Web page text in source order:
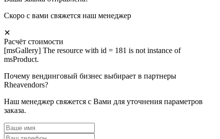
Скоро с вами свяжется наш менеджер
✕
Расчёт стоимости
[msGallery] The resource with id = 181 is not instance of
msProduct.
Почему вендинговый бизнес выбирает в партнеры
Rheavendors?
Наш менеджер свяжется с Вами для уточнения параметров
заказа.